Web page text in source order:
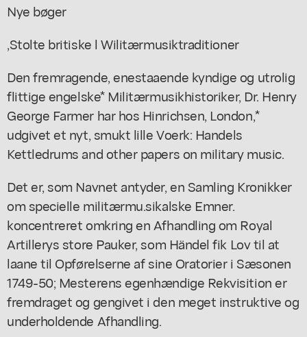
Nye bøger
,Stolte britiske l Wilitærmusiktraditioner
Den fremragende, enestaaende kyndige og utrolig
flittige engelske* Militærmusikhistoriker, Dr. Henry
George Farmer har hos Hinrichsen, London,*
udgivet et nyt, smukt lille Voerk: Handels
Kettledrums and other papers on military music.
Det er, som Navnet antyder, en Samling Kronikker
om specielle militærmu.sikalske Emner.
koncentreret omkring en Afhandling om Royal
Artillerys store Pauker, som Händel fik Lov til at
laane til Opførelserne af sine Oratorier i Sæsonen
1749-50; Mesterens egenhændige Rekvisition er
fremdraget og gengivet i den meget instruktive og
underholdende Afhandling.